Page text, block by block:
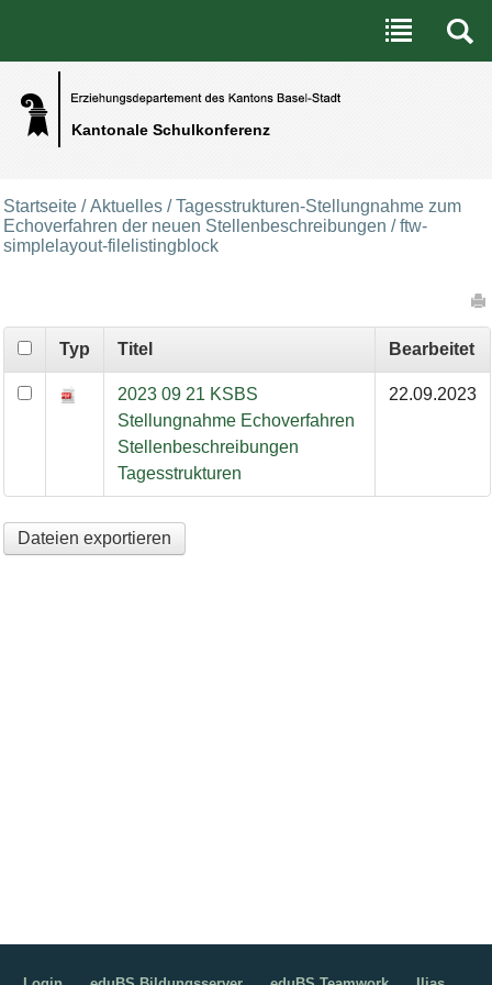
Kantonale Schulkonferenz
Benutzerspezifische Werkzeuge
Direkt zum Inhalt|Direkt zur Navigation
Startseite /Aktuelles /Tagesstrukturen-Stellungnahme zum
Echoverfahren der neuen Stellenbeschreibungen /ftw-
simplelayout-filelistingblock
Typ Titel Bearbeitet
2023 09 21 KSBS
Stellungnahme Echoverfahren
Stellenbeschreibungen
Tagesstrukturen
22.09.2023
Dateien exportieren